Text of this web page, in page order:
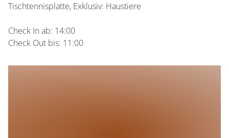
Tischtennisplatte, Exklusiv: Haustiere
Check In ab: 14:00
Check Out bis: 11:00